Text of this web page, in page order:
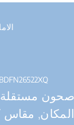
BDFN26522XQ
المكان, مقاس